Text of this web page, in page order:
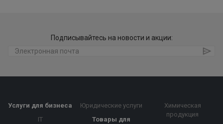
Подписывайтесь на новости и акции:
Услуги для бизнеса
IT
Юридические услуги
Товары для
Химическая
продукция